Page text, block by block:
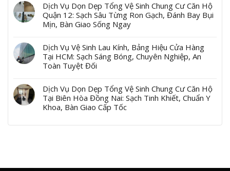
Dịch Vụ Dọn Dẹp Tổng Vệ Sinh Chung Cư Căn Hộ
Quận 12: Sạch Sâu Từng Ron Gạch, Đánh Bay Bụi
Mịn, Bàn Giao Sống Ngay
Dịch Vụ Vệ Sinh Lau Kính, Bảng Hiệu Cửa Hàng
Tại HCM: Sạch Sáng Bóng, Chuyên Nghiệp, An
Toàn Tuyệt Đối
Dịch Vụ Dọn Dẹp Tổng Vệ Sinh Chung Cư Căn Hộ
Tại Biên Hòa Đồng Nai: Sạch Tinh Khiết, Chuẩn Y
Khoa, Bàn Giao Cấp Tốc